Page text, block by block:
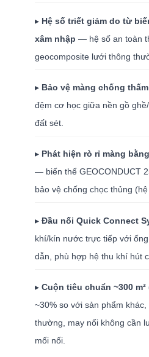
▸ Hệ số triết giảm do từ
xâm nhập — hệ số an toàn
geocomposite lưới thông
▸ Bảo vệ màng chống
đệm cơ học giữa nền gồ
đất sét.
▸ Phát hiện rò rỉ màng
— biến thể GEOCONDUCT
bảo vệ chống chọc thủng
▸Đầu nối Quick Connect
khí/kín nước trực tiếp với
dẫn, phù hợp hệ thu khí hút
▸Cuộn tiêu chuẩn ~300 m²
~30% so với sản phẩm
thường, may nối không cần
mối nối.